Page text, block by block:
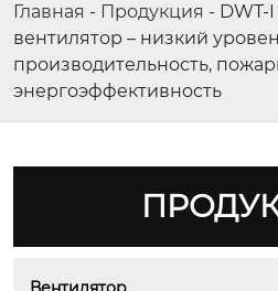
Главная - Продукция -
вентилятор – низкий
производительность,
энергоэффективность